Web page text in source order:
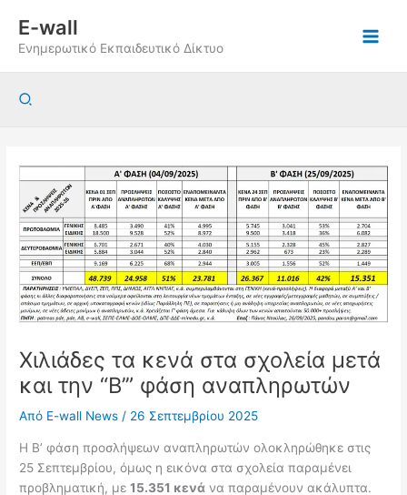
περιεχόμενο
E-wall
Ενημερωτικό Εκπαιδευτικό Δίκτυο
Αναζήτηση
Χιλιάδες τα κενά στα σχολεία μετά
και την “Β’” φάση αναπληρωτών
Από E-wall News / 26 Σεπτεμβρίου 2025
Η Β’ φάση προσλήψεων αναπληρωτών ολοκληρώθηκε στις
25 Σεπτεμβρίου, όμως η εικόνα στα σχολεία παραμένει
προβληματική, με15.351 κενά να παραμένουν ακάλυπτα.